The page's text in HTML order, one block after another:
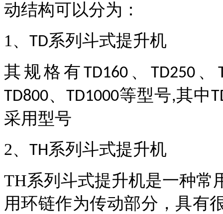
动结构可以分为：
1、 TD系列斗式提升机
其规格有 TD160 、 TD250 、
TD800、 TD1000等型号,其中
采用型号
2、 TH系列斗式提升机
TH系列斗式提升机是一种常
用环链作为传动部分，具有